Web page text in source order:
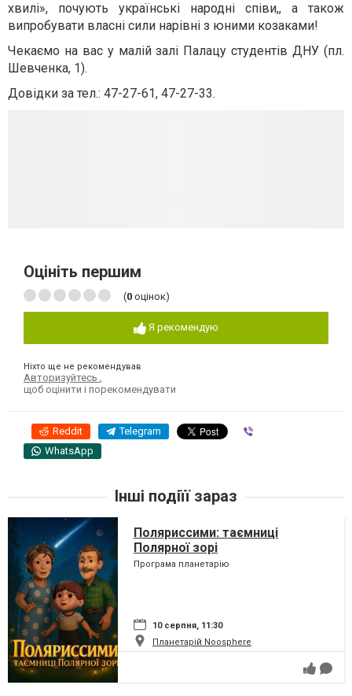
хвилі», почують українські народні співи,, а також
випробувати власні сили нарівні з юними козаками!
Чекаємо на вас у малій залі Палацу студентів ДНУ (пл.
Шевченка, 1).
Довідки за тел.: 47-27-61, 47-27-33.
Оцініть першим
(0 оцінок)
Я рекомендую
Ніхто ще не рекомендував
Авторизуйтесь
щоб оцінити і порекомендувати
Reddit Telegram
WhatsApp
Інші подіїї зараз
Поляриссими: таємниці
Полярної зорі
Програма планетарію
10 серпня, 11:30
Планетарій Noosphere